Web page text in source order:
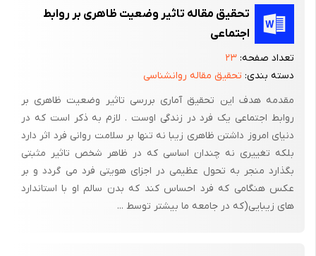
تحقیق مقاله تاثیر وضعیت ظاهری بر روابط
اجتماعی
تعداد صفحه: ۲۳
دسته بندی: تحقیق مقاله روانشناسی
مقدمه هدف این تحقیق آماری بررسی تاثیر وضعیت ظاهری بر
روابط اجتماعی یک فرد در زندگی اوست . لازم به ذکر است که در
دنیای امروز داشتن ظاهری زیبا نه تنها بر سلامت روانی فرد اثر دارد
بلکه تغییری نه چندان اساسی که در ظاهر شخص تاثیر مثبتی
بگذارد منجر به تحول عظیمی در اجزای هویتی فرد می گردد و بر
عکس هنگامی که فرد احساس کند که بدن سالم او با استاندارد
های زیبایی(که در جامعه ما بیشتر توسط ...